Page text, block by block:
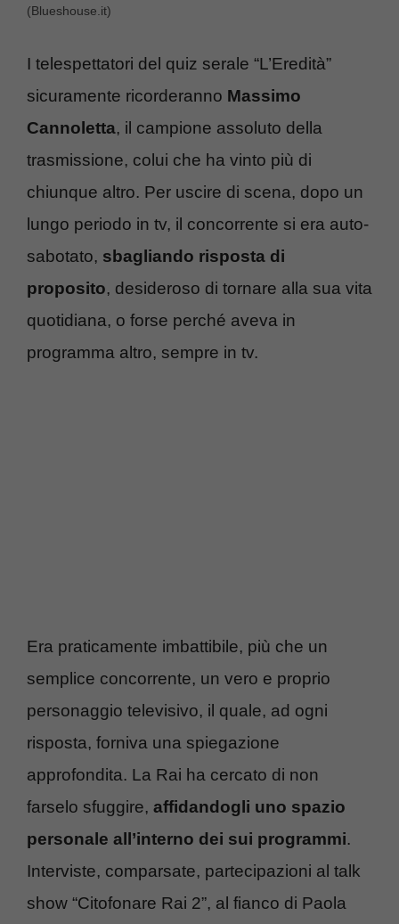
(Blueshouse.it)
I telespettatori del quiz serale “L’Eredità”
sicuramente ricorderanno Massimo
Cannoletta, il campione assoluto della
trasmissione, colui che ha vinto più di
chiunque altro. Per uscire di scena, dopo un
lungo periodo in tv, il concorrente si era auto-
sabotato, sbagliando risposta di
proposito, desideroso di tornare alla sua vita
quotidiana, o forse perché aveva in
programma altro, sempre in tv.
Era praticamente imbattibile, più che un
semplice concorrente, un vero e proprio
personaggio televisivo, il quale, ad ogni
risposta, forniva una spiegazione
approfondita. La Rai ha cercato di non
farselo sfuggire, affidandogli uno spazio
personale all’interno dei sui programmi.
Interviste, comparsate, partecipazioni al talk
show “Citofonare Rai 2”, al fianco di Paola